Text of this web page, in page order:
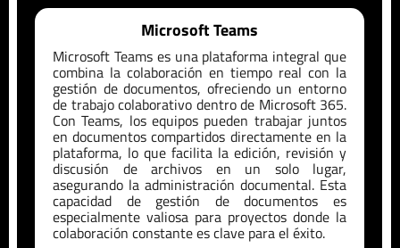
Microsoft Teams
Microsoft Teams es una plataforma integral que
combina la colaboración en tiempo real con la
gestión de documentos, ofreciendo un entorno
de trabajo colaborativo dentro de Microsoft 365.
Con Teams, los equipos pueden trabajar juntos
en documentos compartidos directamente en la
plataforma, lo que facilita la edición, revisión y
discusión de archivos en un solo lugar,
asegurando la administración documental. Esta
capacidad de gestión de documentos es
especialmente valiosa para proyectos donde la
colaboración constante es clave para el éxito.